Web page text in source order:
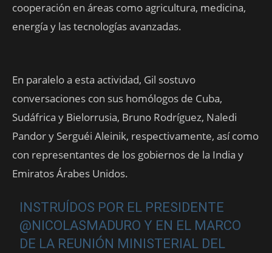
cooperación en áreas como agricultura, medicina,
energía y las tecnologías avanzadas.
En paralelo a esta actividad, Gil sostuvo
conversaciones con sus homólogos de Cuba,
Sudáfrica y Bielorrusia, Bruno Rodríguez, Naledi
Pandor y Serguéi Aleinik, respectivamente, así como
con representantes de los gobiernos de la India y
Emiratos Árabes Unidos.
INSTRUÍDOS POR EL PRESIDENTE
@NICOLASMADURO Y EN EL MARCO
DE LA REUNIÓN MINISTERIAL DEL